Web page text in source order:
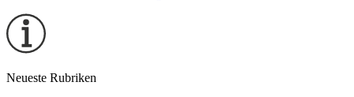
Neueste Rubriken